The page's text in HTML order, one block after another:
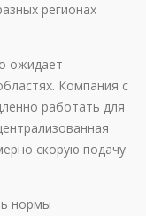
регионах
ожидает
Компания с
работать для
скорую подачу
нормы